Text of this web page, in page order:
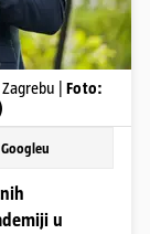
| Foto:
u